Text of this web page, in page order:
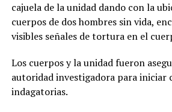
cajuela de la unidad dando con la
cuerpos de dos hombres sin vida,
visibles señales de tortura en el
Los cuerpos y la unidad fueron
autoridad investigadora para iniciar
indagatorias.